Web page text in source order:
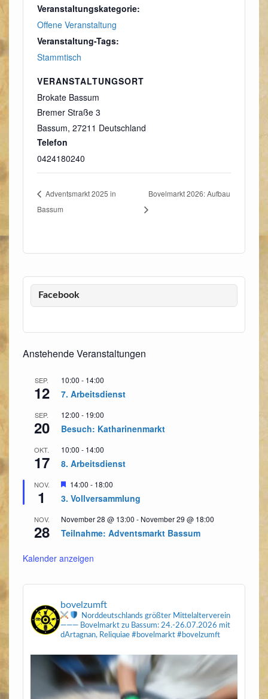
Veranstaltungskategorie:
Offene Veranstaltung
Veranstaltung-Tags:
Stammtisch
VERANSTALTUNGSORT
Brokate Bassum
Bremer Straße 3
Bassum, 27211 Deutschland
Telefon
0424180240
Adventsmarkt 2025 in
Bassum
Bovelmarkt 2026: Aufbau
Facebook
Anstehende Veranstaltungen
SEP.
12
10:00 - 14:00
7. Arbeitsdienst
SEP.
20
12:00 - 19:00
Besuch: Katharinenmarkt
OKT.
17
10:00 - 14:00
8. Arbeitsdienst
NOV.
1
Hervorgehoben
14:00 - 18:00
3. Vollversammlung
NOV.
28
November 28 @ 13:00 - November 29 @ 18:00
Teilnahme: Adventsmarkt Bassum
Kalender anzeigen
bovelzumft
Norddeutschlands größter Mittelalterverein
——— Bovelmarkt zu Bassum: 24.-26.07.2026 mit
dArtagnan, Reliquiae#bovelmarkt #bovelzumft